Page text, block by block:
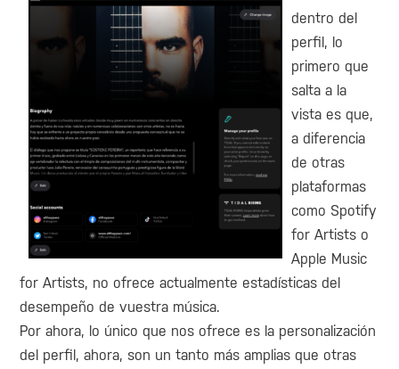
dentro del
perfil, lo
primero que
salta a la
vista es que,
a diferencia
de otras
plataformas
como Spotify
for Artists o
Apple Music
for Artists, no ofrece actualmente estadísticas del
desempeño de vuestra música.
Por ahora, lo único que nos ofrece es la personalización
del perfil, ahora, son un tanto más amplias que otras